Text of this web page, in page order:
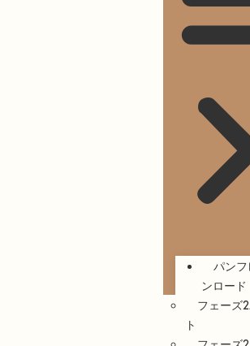
パン
ンロード
フェーズ
ト